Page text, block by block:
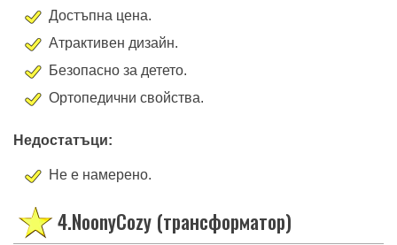
Достъпна цена.
Атрактивен дизайн.
Безопасно за детето.
Ортопедични свойства.
Недостатъци:
Не е намерено.
4.NoonyCozy (трансформатор)